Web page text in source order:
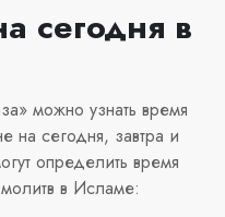
сегодня в
можно узнать время
на сегодня, завтра и
определить время
молитв в Исламе: